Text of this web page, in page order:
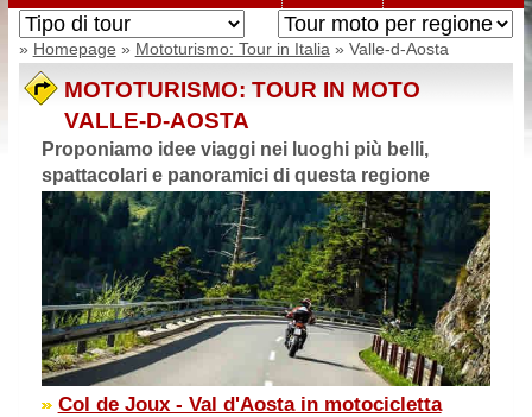
» Homepage » Mototurismo: Tour in Italia » Valle-d-Aosta
MOTOTURISMO: TOUR IN MOTO
VALLE-D-AOSTA
Proponiamo idee viaggi nei luoghi più belli,
spattacolari e panoramici di questa regione
Col de Joux - Val d'Aosta in motocicletta